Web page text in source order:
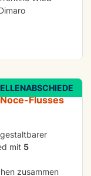
Flusses
mit 5
zusammen